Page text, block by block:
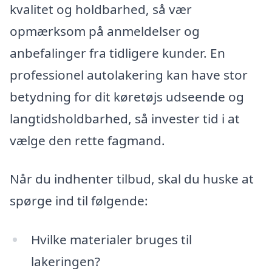
kvalitet og holdbarhed, så vær
opmærksom på anmeldelser og
anbefalinger fra tidligere kunder. En
professionel autolakering kan have stor
betydning for dit køretøjs udseende og
langtidsholdbarhed, så invester tid i at
vælge den rette fagmand.
Når du indhenter tilbud, skal du huske at
spørge ind til følgende:
Hvilke materialer bruges til
lakeringen?